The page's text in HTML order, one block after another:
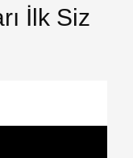
İlk Siz